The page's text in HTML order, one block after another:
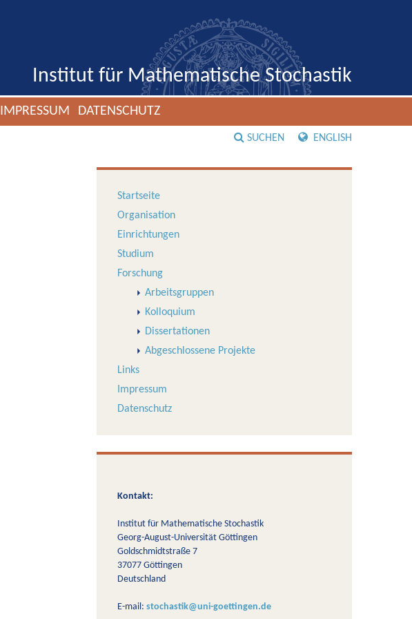
Institut für Mathematische Stochastik
IMPRESSUM DATENSCHUTZ
SUCHEN ENGLISH
Startseite
Organisation
Einrichtungen
Studium
Forschung
Arbeitsgruppen
Kolloquium
Dissertationen
Abgeschlossene Projekte
Links
Impressum
Datenschutz
Kontakt:
Institut für Mathematische Stochastik
Georg-August-Universität Göttingen
Goldschmidtstraße 7
37077 Göttingen
Deutschland
E-mail: stochastik@uni-goettingen.de